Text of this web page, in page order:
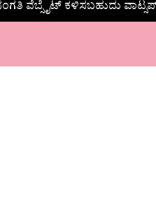
ವೆಬ್ಸೈಟ್ ಕಳಿಸಬಹುದು